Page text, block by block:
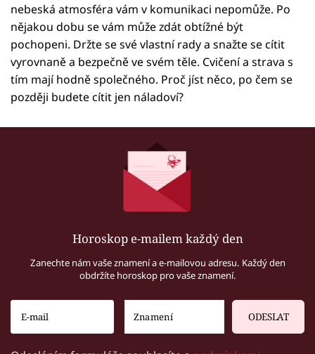
nebeská atmosféra vám v komunikaci nepomůže. Po
nějakou dobu se vám může zdát obtížné být
pochopeni. Držte se své vlastní rady a snažte se cítit
vyrovnaně a bezpečně ve svém těle. Cvičení a strava s
tím mají hodně společného. Proč jíst něco, po čem se
později budete cítit jen náladoví?
Horoskop e-mailem každý den
Zanechte nám vaše znamení a e-mailovou adresu. Každý den
obdržíte horoskop pro vaše znamení.
ODESLAT